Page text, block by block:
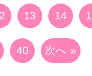
13 14
40 次へ »